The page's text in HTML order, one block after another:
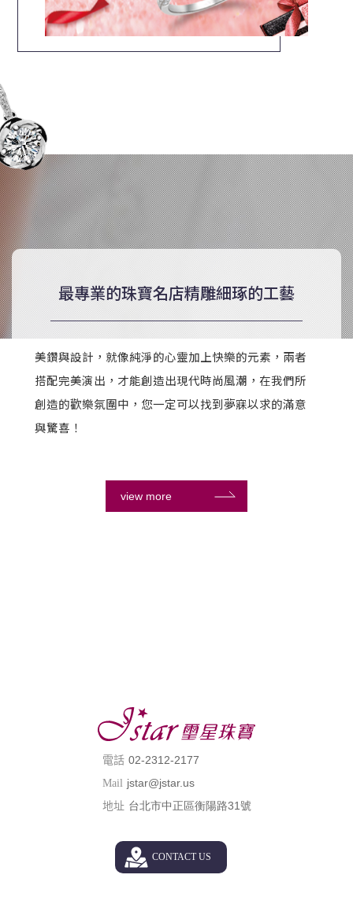
最專業的珠寶名店精雕細琢的工藝
美鑽與設計，就像純淨的心靈加上快樂的元素，兩者
搭配完美演出，才能創造出現代時尚風潮，在我們所
創造的歡樂氛圍中，您一定可以找到夢寐以求的滿意
與驚喜！
view more
電話 02-2312-2177
Mail jstar@jstar.us
地址 台北市中正區衡陽路31號
CONTACT US